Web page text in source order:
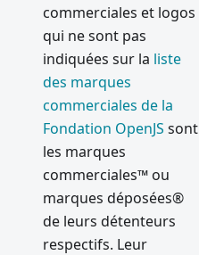
commerciales et logos
qui ne sont pas
indiquées sur la liste
des marques
commerciales de la
Fondation OpenJS sont
les marques
commerciales™ ou
marques déposées®
de leurs détenteurs
respectifs. Leur